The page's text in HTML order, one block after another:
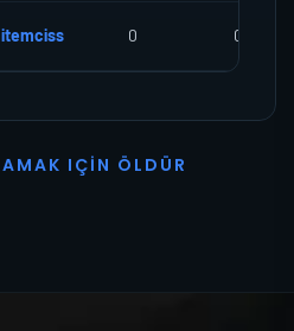
itemciss 0 0
AMAK I ÇI N Ö L D Ü R